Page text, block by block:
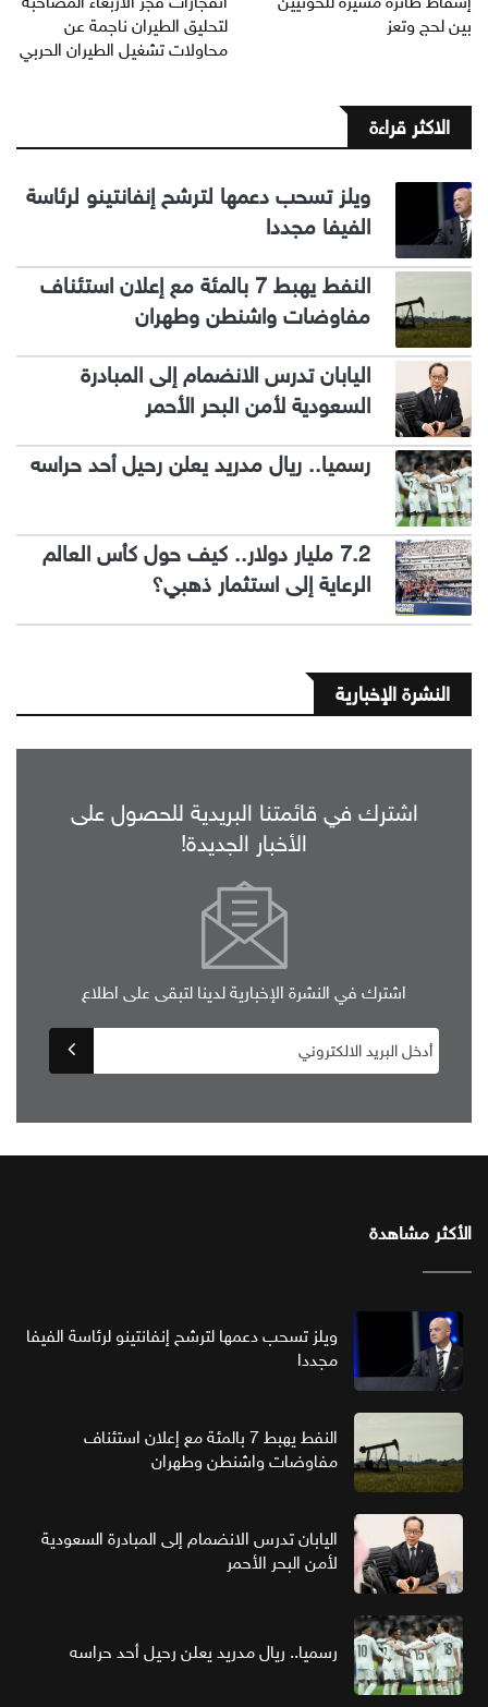
بين لحج وتعز
لتحليق الطيران ناجمة عن
محاولات تشغيل الطيران الحربي
الاكثر قراءة
ويلز تسحب دعمها لترشح إنفانتينو لرئاسة
الفيفا مجددا
النفط يهبط 7 بالمئة مع إعلان استئناف
مفاوضات واشنطن وطهران
اليابان تدرس الانضمام إلى المبادرة
السعودية لأمن البحر الأحمر
رسميا.. ريال مدريد يعلن رحيل أحد حراسه
7.2 مليار دولار.. كيف حول كأس العالم
الرعاية إلى استثمار ذهبي؟
النشرة الإخبارية
اشترك في قائمتنا البريدية للحصول على
الأخبار الجديدة!
اشترك في النشرة الإخبارية لدينا لتبقى على اطلاع
الأكثر مشاهدة
ويلز تسحب دعمها لترشح إنفانتينو لرئاسة الفيفا
مجددا
النفط يهبط 7 بالمئة مع إعلان استئناف
مفاوضات واشنطن وطهران
اليابان تدرس الانضمام إلى المبادرة السعودية
لأمن البحر الأحمر
رسميا.. ريال مدريد يعلن رحيل أحد حراسه